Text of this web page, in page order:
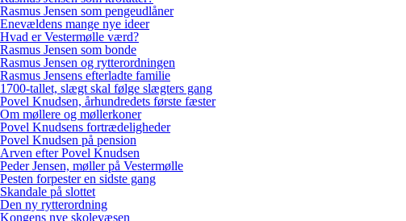
Rasmus Jensen som pengeudlåner
Enevældens mange nye ideer
Hvad er Vestermølle værd?
Rasmus Jensen som bonde
Rasmus Jensen og rytterordningen
Rasmus Jensens efterladte familie
1700-tallet, slægt skal følge slægters gang
Povel Knudsen, århundredets første fæster
Om møllere og møllerkoner
Povel Knudsens fortrædeligheder
Povel Knudsen på pension
Arven efter Povel Knudsen
Peder Jensen, møller på Vestermølle
Pesten forpester en sidste gang
Skandale på slottet
Den ny rytterordning
Kongens nye skolevæsen